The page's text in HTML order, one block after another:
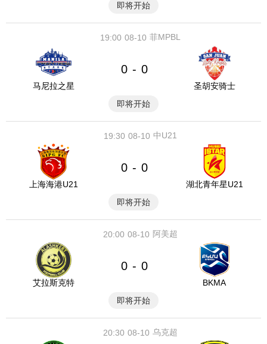
即将开始
08-10
19:00 菲MPBL
马尼拉之星
0 - 0
圣胡安骑士
即将开始
08-10
19:30 中U21
上海海港U21
0 - 0
湖北青年星U21
即将开始
08-10
20:00 阿美超
艾拉斯克特
0 - 0
BKMA
即将开始
08-10
20:30 乌克超